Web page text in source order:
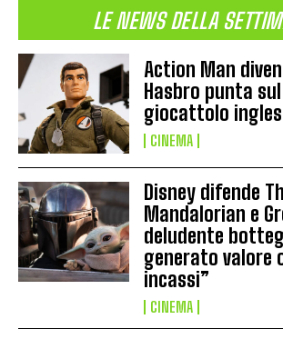
LE NEWS DELLA
Action Man
Hasbro punta
giocattolo
CINEMA
Disney difende
Mandalorian e
deludente
generato valore
incassi”
CINEMA